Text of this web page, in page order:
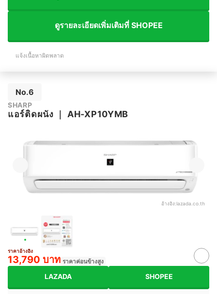
ดูรายละเอียดเพิ่มเติมที่ SHOPEE
แจ้งเนื้อหาผิดพลาด
No.6
SHARP
แอร์ติดผนัง ｜ AH-XP10YMB
อ้างอิง:lazada.co.th
ราคาอ้างอิง
13,790 บาท ราคาค่อนข้างสูง
LAZADA SHOPEE